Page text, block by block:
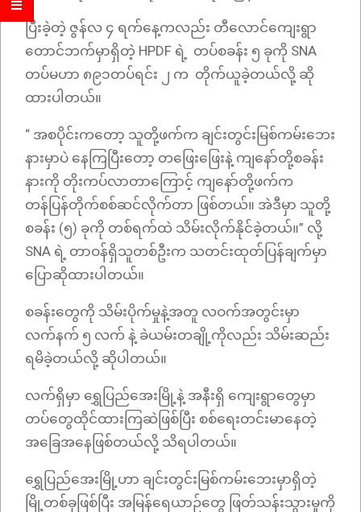
ပြီးခဲ့တဲ့ ဇွန်လ ၄ ရက်နေ့ကလည်း တီလောင်ကျေးရွာ
တောင်ဘက်မှာရှိတဲ့ HPDF ရဲ့ တပ်စခန်း ၅ ခုကို SNA
တပ်မဟာ ၈၉၁တပ်ရင်း ၂ က တိုက်ယူခဲ့တယ်လို့ ဆို
ထားပါတယ်။
“ အစပိုင်းကတော့ သူတို့ဖက်က ချင်းတွင်းမြစ်ကမ်းဘေး
နားမှာပဲ နေကြပြီးတော့ တဖြေးဖြေးနဲ့ ကျနော်တို့စခန်း
နားကို တိုးကပ်လာတာကြောင့် ကျနော်တို့ဖက်က
တန်ပြန်တိုက်စစ်ဆင်လိုက်တာ ဖြစ်တယ်။ အဲဒီမှာ သူတို့
စခန်း (၅) ခုကို တစ်ရက်ထဲ သိမ်းလိုက်နိုင်ခဲ့တယ်။” လို့
SNA ရဲ့ တာဝန်ရှိသူတစ်ဦးက သတင်းထုတ်ပြန်ချက်မှာ
ပြောဆိုထားပါတယ်။
စခန်းတွေကို သိမ်းပိုက်မှုနဲ့အတူ လဝက်အတွင်းမှာ
လက်နက် ၅ လက် နဲ့ ခဲယမ်းတချို့ကိုလည်း သိမ်းဆည်း
ရမိခဲ့တယ်လို့ ဆိုပါတယ်။
လက်ရှိမှာ ရွှေပြည်အေးမြို့နဲ့ အနီးရှိ ကျေးရွာတွေမှာ
တပ်တွေထိုင်ထားကြဆဲဖြစ်ပြီး စစ်ရေးတင်းမာနေတဲ့
အခြေအနေဖြစ်တယ်လို့ သိရပါတယ်။
ရွှေပြည်အေးမြို့ဟာ ချင်းတွင်းမြစ်ကမ်းဘေးမှာရှိတဲ့
မြို့တစ်ခုဖြစ်ပြီး အမြန်ရေယာဉ်တွေ ဖြတ်သန်းသွားမှုကို